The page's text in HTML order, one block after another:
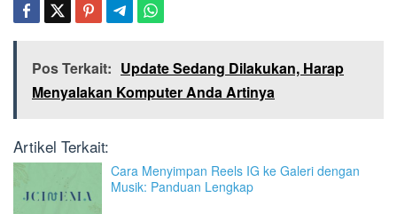
Pos Terkait: Update Sedang Dilakukan, Harap
Menyalakan Komputer Anda Artinya
Artikel Terkait:
Cara Menyimpan Reels IG ke Galeri dengan
Musik: Panduan Lengkap